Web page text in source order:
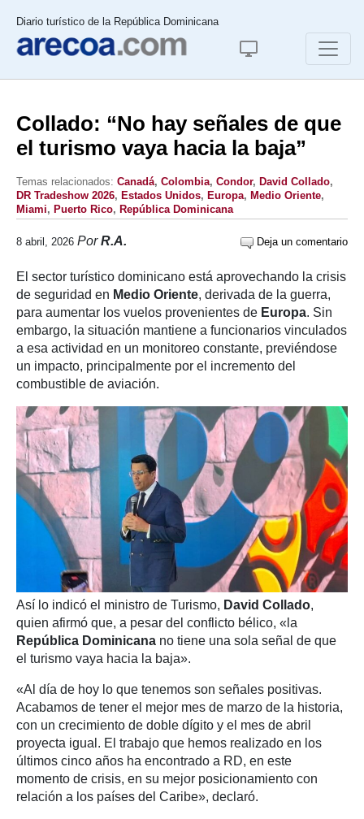
Diario turístico de la República Dominicana
Collado: “No hay señales de que
el turismo vaya hacia la baja”
Temas relacionados: Canadá, Colombia, Condor, David Collado,
DR Tradeshow 2026, Estados Unidos, Europa, Medio Oriente,
Miami, Puerto Rico, República Dominicana
8 abril, 2026 PorR.A. Deja un comentario
El sector turístico dominicano está aprovechando la crisis
de seguridad en Medio Oriente, derivada de la guerra,
para aumentar los vuelos provenientes de Europa. Sin
embargo, la situación mantiene a funcionarios vinculados
a esa actividad en un monitoreo constante, previéndose
un impacto, principalmente por el incremento del
combustible de aviación.
Así lo indicó el ministro de Turismo, David Collado,
quien afirmó que, a pesar del conflicto bélico, «la
República Dominicana no tiene una sola señal de que
el turismo vaya hacia la baja».
«Al día de hoy lo que tenemos son señales positivas.
Acabamos de tener el mejor mes de marzo de la historia,
con un crecimiento de doble dígito y el mes de abril
proyecta igual. El trabajo que hemos realizado en los
últimos cinco años ha encontrado a RD, en este
momento de crisis, en su mejor posicionamiento con
relación a los países del Caribe», declaró.